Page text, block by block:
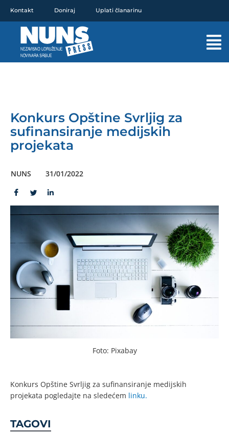
sadržaj
Kontakt Doniraj Uplati članarinu
Konkurs Opštine Svrljig za
sufinansiranje medijskih
projekata
NUNS 31/01/2022
Foto: Pixabay
Konkurs Opštine Svrljig za sufinansiranje medijskih
projekata pogledajte na sledećem linku.
TAGOVI